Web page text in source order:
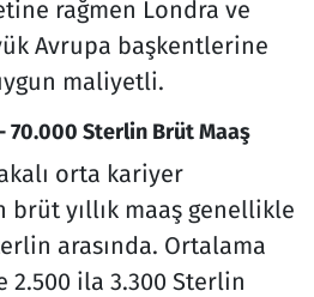
rağmen Londra ve
Avrupa başkentlerine
maliyetli.
70.000 Sterlin Brüt Maaş
orta kariyer
yıllık maaş genellikle
arasında. Ortalama
2.500 ila 3.300 Sterlin